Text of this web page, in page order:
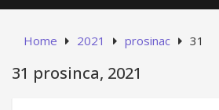
Home 2021 prosinac 31
31 prosinca, 2021